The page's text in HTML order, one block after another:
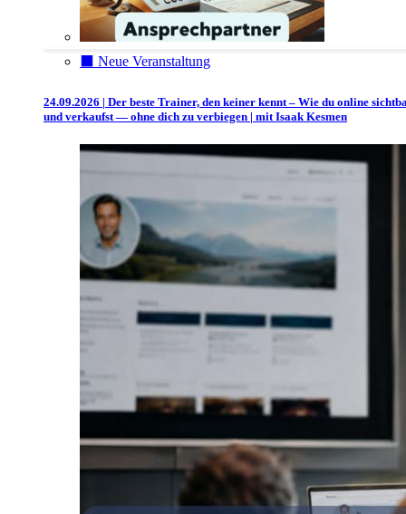
⬛️ Neue Veranstaltung
24.09.2026 | Der beste Trainer, den keiner kennt – Wie du online
und verkaufst — ohne dich zu verbiegen | mit Isaak Kesmen